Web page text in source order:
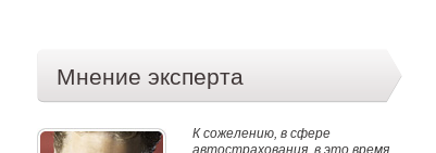
Мнение эксперта
К сожелению, в сфере
автострахования, в это время